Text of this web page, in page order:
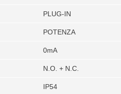
PLUG-IN
POTENZA
0mA
N.O. + N.C.
IP54